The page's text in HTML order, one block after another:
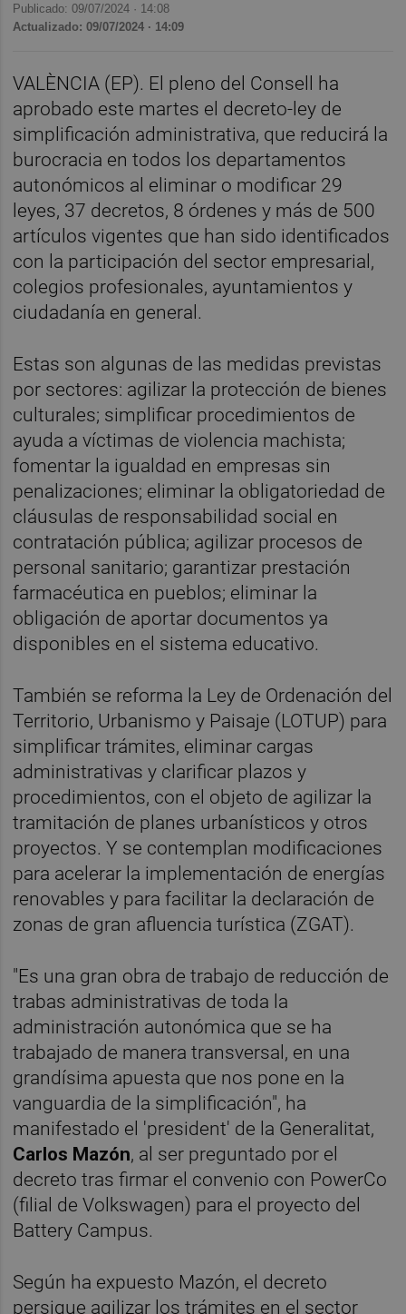
Publicado: 09/07/2024 · 14:08
Actualizado: 09/07/2024 · 14:09
VALÈNCIA (EP). El pleno del Consell ha
aprobado este martes el decreto-ley de
simplificación administrativa, que reducirá la
burocracia en todos los departamentos
autonómicos al eliminar o modificar 29
leyes, 37 decretos, 8 órdenes y más de 500
artículos vigentes que han sido identificados
con la participación del sector empresarial,
colegios profesionales, ayuntamientos y
ciudadanía en general.
Estas son algunas de las medidas previstas
por sectores: agilizar la protección de bienes
culturales; simplificar procedimientos de
ayuda a víctimas de violencia machista;
fomentar la igualdad en empresas sin
penalizaciones; eliminar la obligatoriedad de
cláusulas de responsabilidad social en
contratación pública; agilizar procesos de
personal sanitario; garantizar prestación
farmacéutica en pueblos; eliminar la
obligación de aportar documentos ya
disponibles en el sistema educativo.
También se reforma la Ley de Ordenación del
Territorio, Urbanismo y Paisaje (LOTUP) para
simplificar trámites, eliminar cargas
administrativas y clarificar plazos y
procedimientos, con el objeto de agilizar la
tramitación de planes urbanísticos y otros
proyectos. Y se contemplan modificaciones
para acelerar la implementación de energías
renovables y para facilitar la declaración de
zonas de gran afluencia turística (ZGAT).
"Es una gran obra de trabajo de reducción de
trabas administrativas de toda la
administración autonómica que se ha
trabajado de manera transversal, en una
grandísima apuesta que nos pone en la
vanguardia de la simplificación", ha
manifestado el 'president' de la Generalitat,
Carlos Mazón, al ser preguntado por el
decreto tras firmar el convenio con PowerCo
(filial de Volkswagen) para el proyecto del
Battery Campus.
Según ha expuesto Mazón, el decreto
persigue agilizar los trámites en el sector